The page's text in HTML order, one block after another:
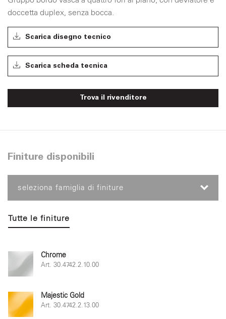
doccetta duplex, senza bocca.
Scarica disegno tecnico
Scarica scheda tecnica
Trova il rivenditore
Finiture disponibili
seleziona famiglia di finiture
Tutte le finiture
Chrome
Art. 30.4742.2.10.00
Majestic Gold
Art. 30.4742.2.13.00